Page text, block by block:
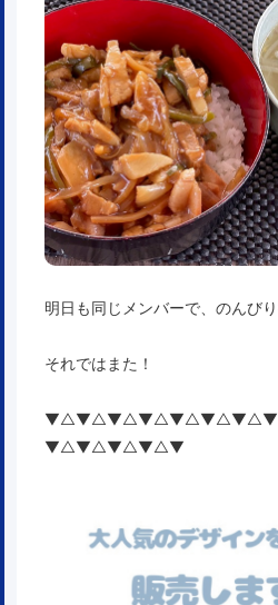
明日も同じメンバーで、のんび
それではまた！
▼△▼△▼△▼△▼